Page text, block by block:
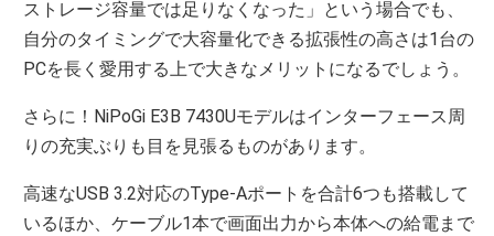
ストレージ容量では足りなくなった」という場合でも、
自分のタイミングで大容量化できる拡張性の高さは1台の
PCを長く愛用する上で大きなメリットになるでしょう。
さらに！NiPoGi E3B 7430Uモデルはインターフェース周
りの充実ぶりも目を見張るものがあります。
高速なUSB 3.2対応のType-Aポートを合計6つも搭載して
いるほか、ケーブル1本で画面出力から本体への給電まで